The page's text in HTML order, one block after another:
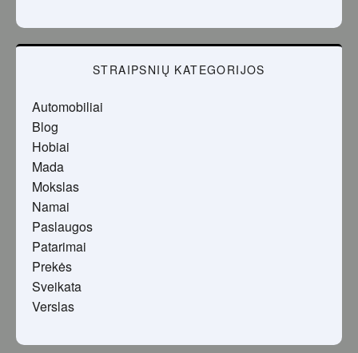
STRAIPSNIŲ KATEGORIJOS
Automobiliai
Blog
Hobiai
Mada
Mokslas
Namai
Paslaugos
Patarimai
Prekės
Sveikata
Verslas